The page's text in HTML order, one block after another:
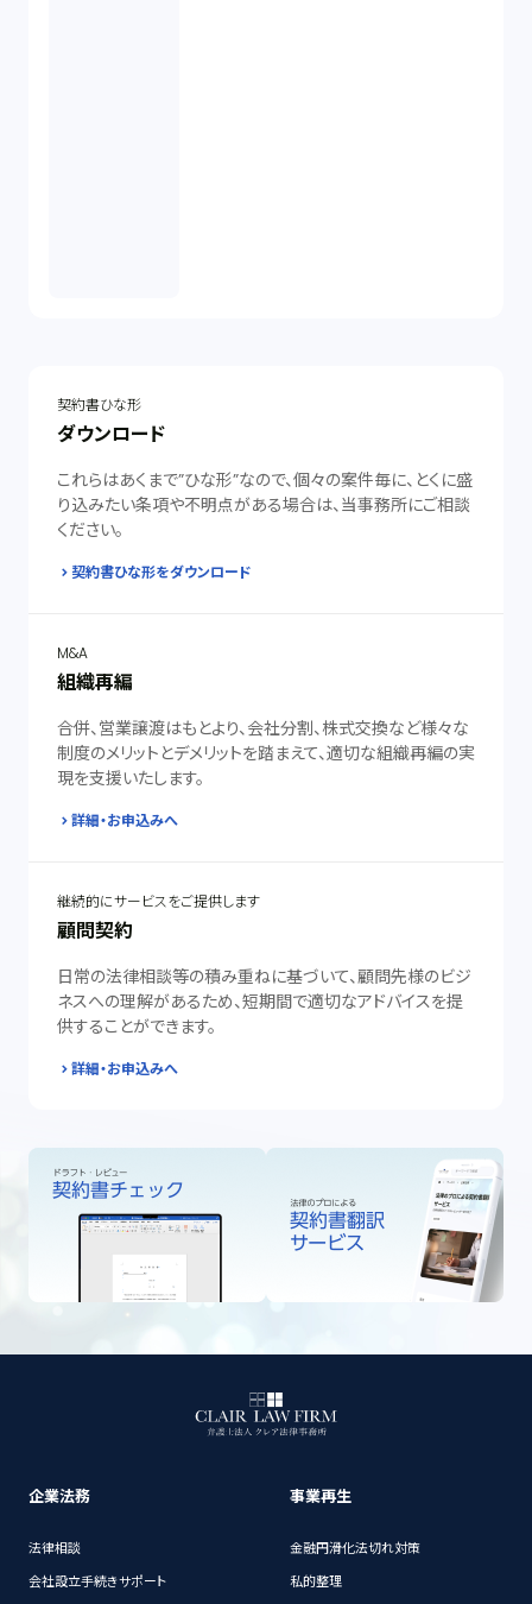
契約書ひな形
ダウンロード
これらはあくまで”ひな形”なので、個々の案件毎に、とくに盛
り込みたい条項や不明点がある場合は、当事務所にご相談
ください。
契約書ひな形をダウンロード
M&A
組織再編
合併、営業譲渡はもとより、会社分割、株式交換など様々な
制度のメリットとデメリットを踏まえて、適切な組織再編の実
現を支援いたします。
詳細・お申込みへ
継続的にサービスをご提供します
顧問契約
日常の法律相談等の積み重ねに基づいて、顧問先様のビジ
ネスへの理解があるため、短期間で適切なアドバイスを提
供することができます。
詳細・お申込みへ
企業法務
法律相談
会社設立手続きサポート
事業再生
金融円滑化法切れ対策
私的整理